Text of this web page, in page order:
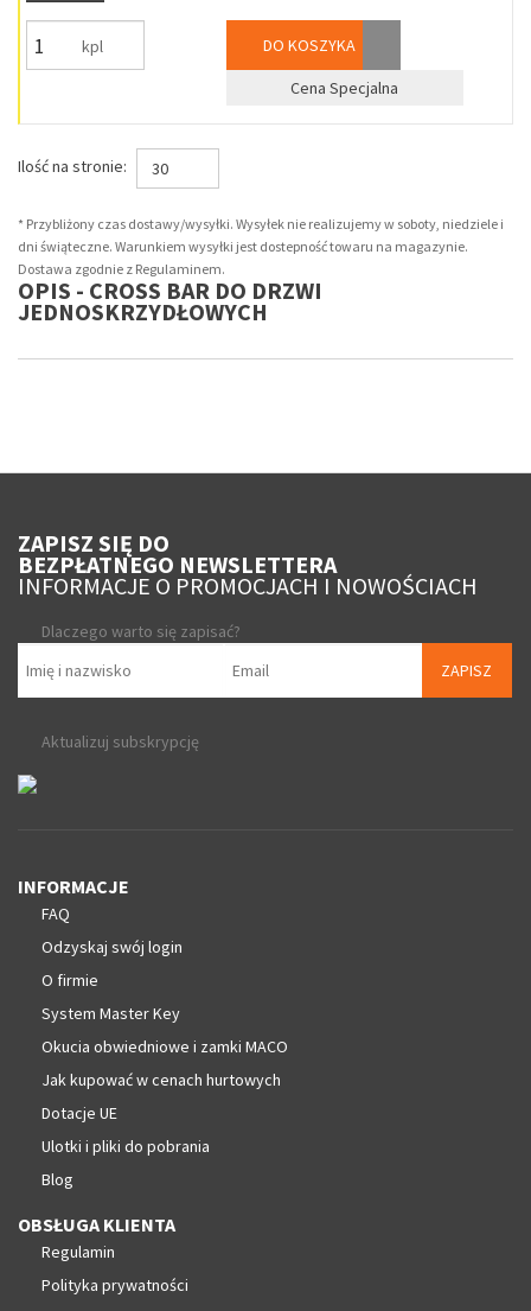
kpl
DO KOSZYKA
Cena Specjalna
Ilość na stronie: 30
* Przybliżony czas dostawy/wysyłki. Wysyłek nie realizujemy w soboty, niedziele i
dni świąteczne. Warunkiem wysyłki jest dostepność towaru na magazynie.
Dostawa zgodnie z Regulaminem.
OPIS - CROSS BAR DO DRZWI
JEDNOSKRZYDŁOWYCH
ZAPISZ SIĘ DO
BEZPŁATNEGO NEWSLETTERA
INFORMACJE O PROMOCJACH I NOWOŚCIACH
Dlaczego warto się zapisać?
ZAPISZ
Aktualizuj subskrypcję
INFORMACJE
FAQ
Odzyskaj swój login
O firmie
System Master Key
Okucia obwiedniowe i zamki MACO
Jak kupować w cenach hurtowych
Dotacje UE
Ulotki i pliki do pobrania
Blog
OBSŁUGA KLIENTA
Regulamin
Polityka prywatności